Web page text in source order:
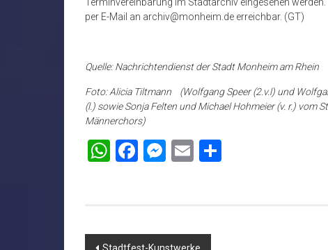
per E-Mail an archiv@monheim.de erreichbar. (GT)
Quelle: Nachrichtendienst der Stadt Monheim am Rhein
Foto: Alicia Tiltmann (Wolfgang Speer (2.v.l) und
(l.) sowie Sonja Felten und Michael Hohmeier (v. r.) vom
Männerchors)
WhatsApp
Facebook
Messenger
Email